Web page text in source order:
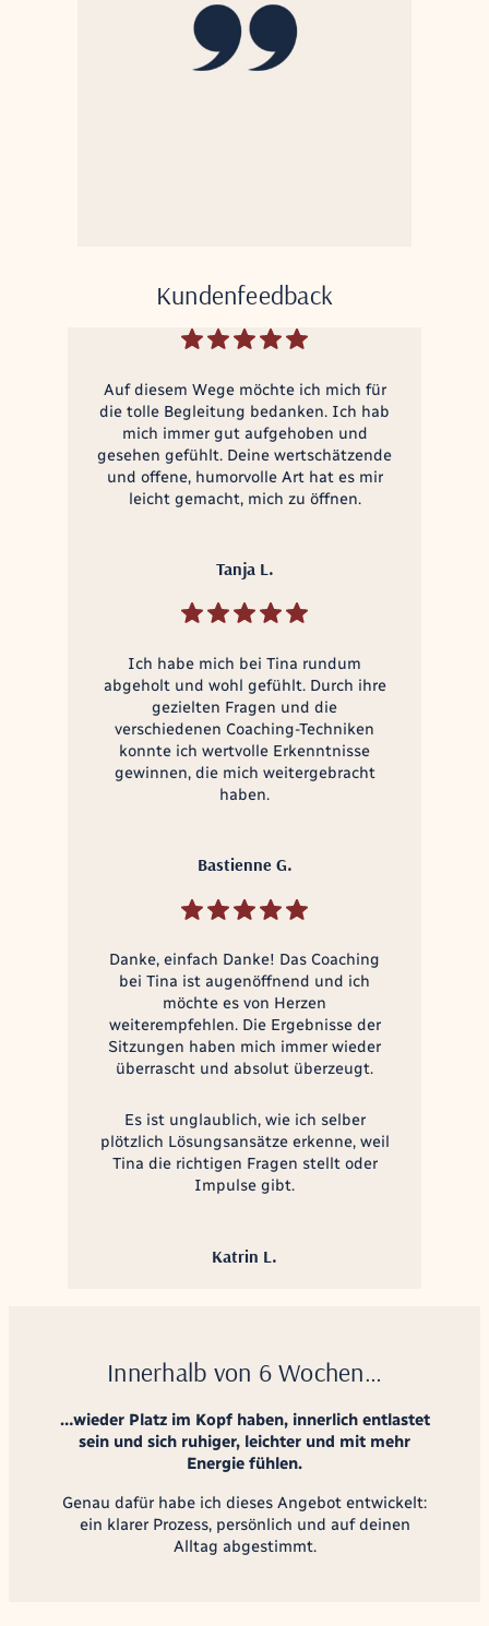
Kundenfeedback
Auf diesem Wege möchte ich mich für
die tolle Begleitung bedanken. Ich hab
mich immer gut aufgehoben und
gesehen gefühlt. Deine wertschätzende
und offene, humorvolle Art hat es mir
leicht gemacht, mich zu öffnen.
Tanja L.
Ich habe mich bei Tina rundum
abgeholt und wohl gefühlt. Durch ihre
gezielten Fragen und die
verschiedenen Coaching-Techniken
konnte ich wertvolle Erkenntnisse
gewinnen, die mich weitergebracht
haben.
Bastienne G.
Danke, einfach Danke! Das Coaching
bei Tina ist augenöffnend und ich
möchte es von Herzen
weiterempfehlen. Die Ergebnisse der
Sitzungen haben mich immer wieder
überrascht und absolut überzeugt.
Es ist unglaublich, wie ich selber
plötzlich Lösungsansätze erkenne, weil
Tina die richtigen Fragen stellt oder
Impulse gibt.
Katrin L.
Innerhalb von 6 Wochen…
…wieder Platz im Kopf haben, innerlich entlastet
sein und sich ruhiger, leichter und mit mehr
Energie fühlen.
Genau dafür habe ich dieses Angebot entwickelt:
ein klarer Prozess, persönlich und auf deinen
Alltag abgestimmt.